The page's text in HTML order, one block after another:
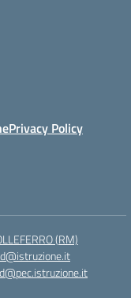
Privacy Policy
(RM)